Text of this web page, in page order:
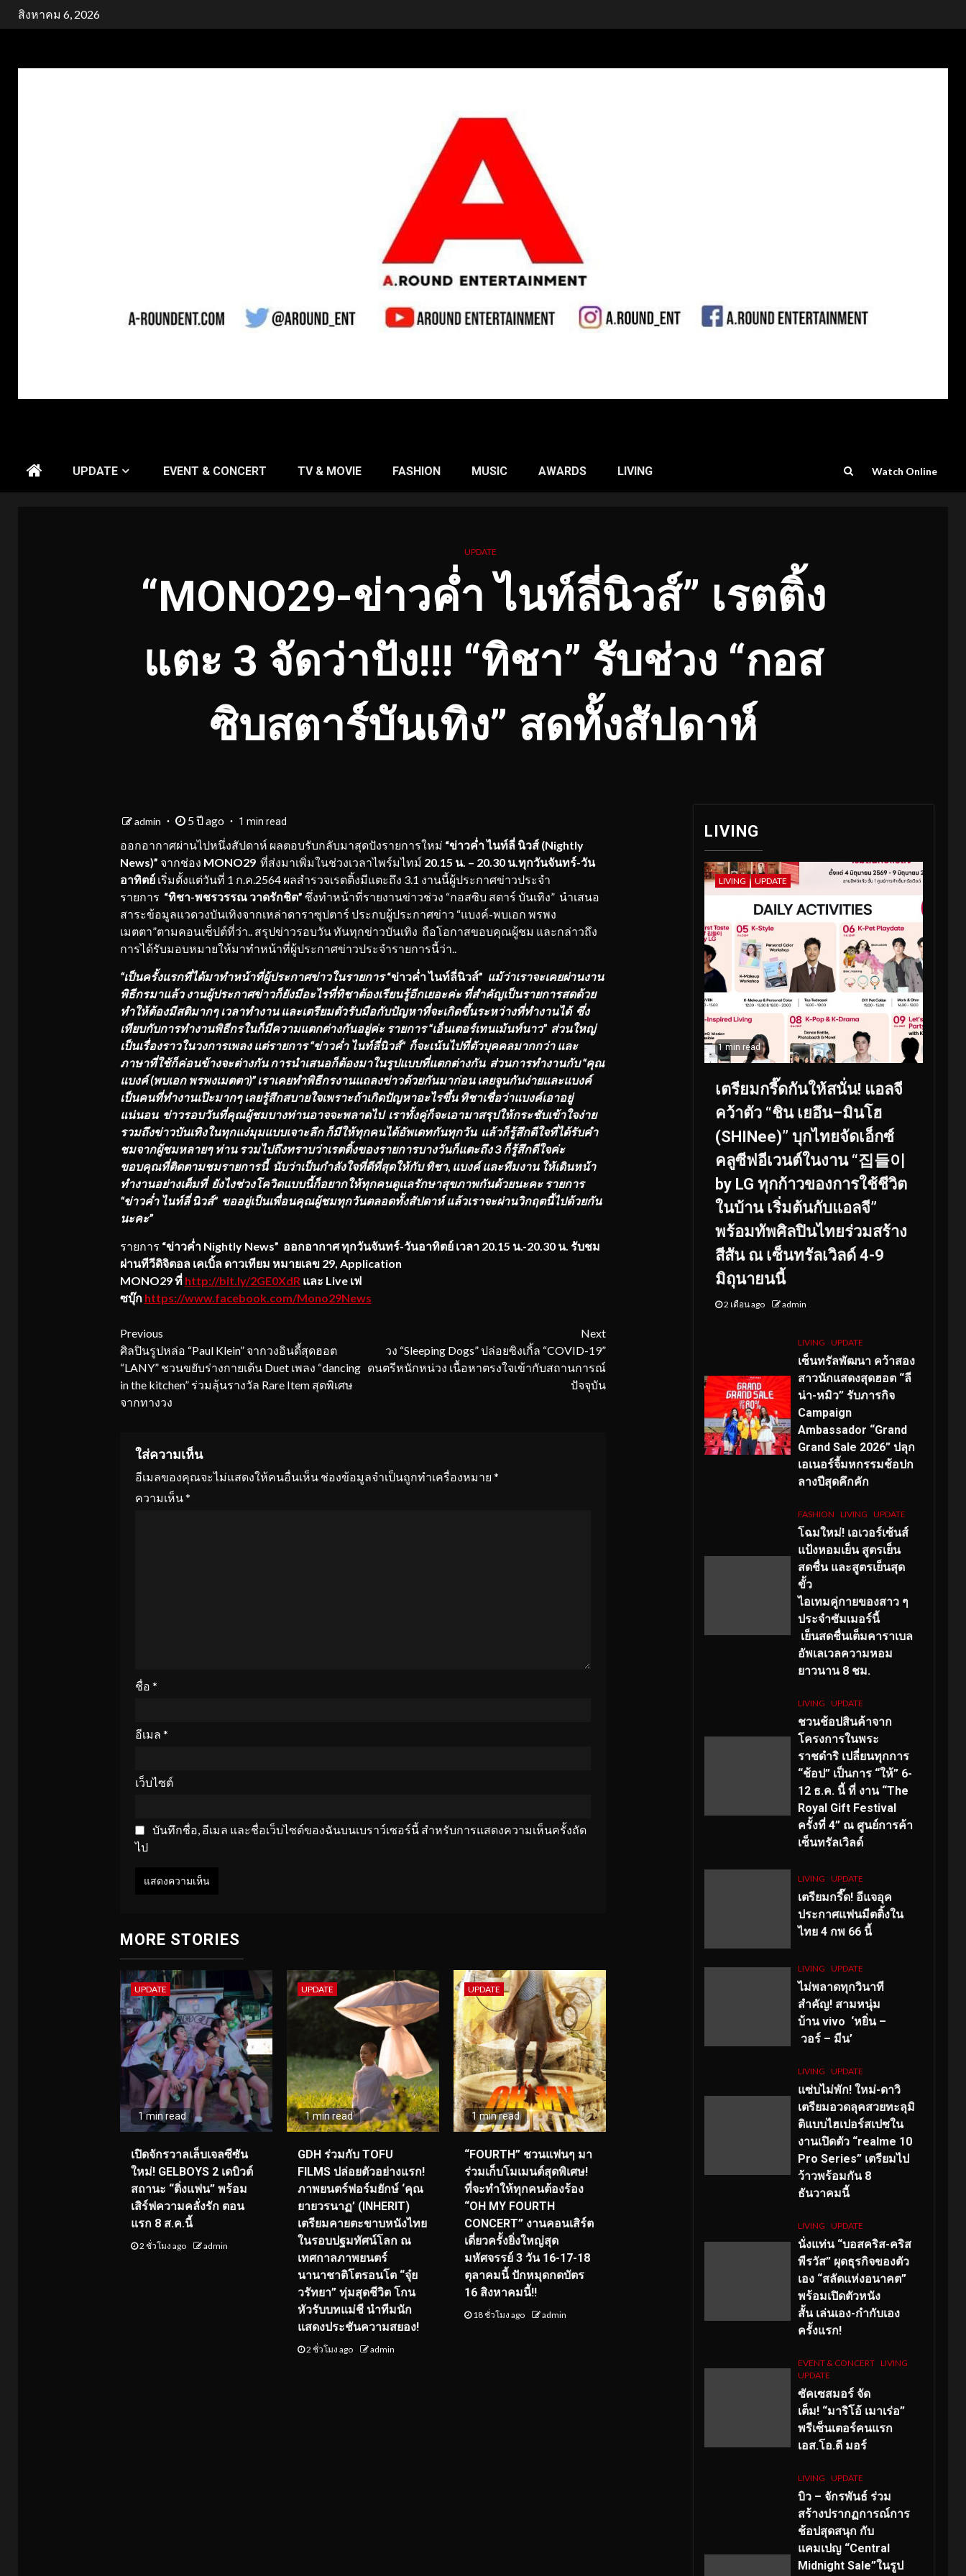
Skipสิงหาคม 6, 2026
UPDATE EVENT & CONCERT TV & MOVIE FASHION MUSIC AWARDS LIVING Watch Online
UPDATE
“MONO29-ข่าวค่ำ ไนท์ลี่นิวส์” เรตติ้ง
แตะ 3 จัดว่าปัง!!! “ทิชา” รับช่วง “กอส
ซิบสตาร์บันเทิง” สดทั้งสัปดาห์
admin 5 ปี ago 1 min read
ออกอากาศผ่านไปหนึ่งสัปดาห์ ผลตอบรับกลับมาสุดปังรายการใหม่ “ข่าวค่ำ ไนท์ลี่ นิวส์ (Nightly
News)” จากช่อง MONO29 ที่ส่งมาเพิ่มในช่วงเวลาไพร์มไทม์ 20.15 น. – 20.30 น.ทุกวันจันทร์-วัน
อาทิตย์ เริ่มตั้งแต่วันที่ 1 ก.ค.2564 ผลสำรวจเรตติ้งมีแตะถึง 3.1 งานนี้ผู้ประกาศข่าวประจำ
รายการ “ทิชา-พชรวรรณ วาดรักชิต” ซึ่งทำหน้าที่รายงานข่าวช่วง “กอสซิบ สตาร์ บันเทิง” นำเสนอ
สาระข้อมูลแวดวงบันเทิงจากเหล่าดาราซุปตาร์ ประกบผู้ประกาศข่าว “แบงค์-พบเอก พรพง
เมตตา”ตามคอนเซ็ปต์ที่ว่า.. สรุปข่าวรอบวัน ทันทุกข่าวบันเทิง ถือโอกาสขอบคุณผู้ชม และกล่าวถึง
การได้รับมอบหมายให้มาทำหน้าที่ผู้ประกาศข่าวประจำรายการนี้ว่า..
“เป็นครั้งแรกที่ได้มาทำหน้าที่ผู้ประกาศข่าวในรายการ“ข่าวค่ำ ไนท์ลี่นิวส์” แม้ว่าเราจะเคยผ่านงาน
พิธีกรมาแล้ว งานผู้ประกาศข่าวก็ยังมีอะไรที่ทิชาต้องเรียนรู้อีกเยอะค่ะ ที่สำคัญเป็นรายการสดด้วย
ทำให้ต้องมีสติมากๆ เวลาทำงาน และเตรียมตัวรับมือกับปัญหาที่จะเกิดขึ้นระหว่างที่ทำงานได้ ซึ่ง
เทียบกับการทำงานพิธีกรในก็มีความแตกต่างกันอยู่ค่ะ รายการ “เอ็นเตอร์เทนเม้นท์นาว” ส่วนใหญ่
เป็นเรื่องราวในวงการเพลง แต่รายการ “ข่าวค่ำ ไนท์ลี่นิวส์” ก็จะเน้นไปที่ตัวบุคคลมากกว่า และ
ภาษาที่ใช้ก็ค่อนข้างจะต่างกัน การนำเสนอก็ต้องมาในรูปแบบที่แตกต่างกัน ส่วนการทำงานกับ “คุณ
แบงค์ (พบเอก พรพงเมตตา)” เราเคยทำพิธีกรงานแถลงข่าวด้วยกันมาก่อน เลยจูนกันง่ายและแบงค์
เป็นคนที่ทำงานเป๊ะมากๆ เลยรู้สึกสบายใจเพราะถ้าเกิดปัญหาอะไรขึ้น ทิชาเชื่อว่าแบงค์เอาอยู่
แน่นอน ข่าวรอบวันที่คุณผู้ชมบางท่านอาจจะพลาดไป เราทั้งคู่ก็จะเอามาสรุปให้กระชับเข้าใจง่าย
รวมถึงข่าวบันเทิงในทุกแง่มุมแบบเจาะลึก ก็มีให้ทุกคนได้อัพเดทกันทุกวัน แล้วก็รู้สึกดีใจที่ได้รับคำ
ชมจากผู้ชมหลายๆ ท่าน รวมไปถึงทราบว่าเรตติ้งของรายการบางวันก็แตะถึง3 ก็รู้สึกดีใจค่ะ
ขอบคุณที่ติดตามชมรายการนี้ นับว่าเป็นกำลังใจที่ดีที่สุดให้กับ ทิชา, แบงค์ และทีมงาน ให้เดินหน้า
ทำงานอย่างเต็มที่ ยังไงช่วงโควิดแบบนี้ก็อยากให้ทุกคนดูแลรักษาสุขภาพกันด้วยนะคะ รายการ
“ข่าวค่ำ ไนท์ลี่ นิวส์” ขออยู่เป็นเพื่อนคุณผู้ชมทุกวันตลอดทั้งสัปดาห์ แล้วเราจะผ่านวิกฤตนี้ไปด้วยกัน
นะคะ”
รายการ “ข่าวค่ำ Nightly News” ออกอากาศ ทุกวันจันทร์-วันอาทิตย์ เวลา 20.15 น.-20.30 น. รับชม
ผ่านทีวีดิจิตอล เคเบิ้ล ดาวเทียม หมายเลข 29, Application
MONO29 ที่ http://bit.ly/2GE0XdR และ Live เฟ
ซบุ๊ก https://www.facebook.com/Mono29News
Continue
Reading
Previous
ศิลปินรูปหล่อ “Paul Klein” จากวงอินดี้สุดฮอต
“LANY” ชวนขยับร่างกายเต้น Duet เพลง “dancing
in the kitchen” ร่วมลุ้นรางวัล Rare Item สุดพิเศษ
จากทางวง
Next
วง “Sleeping Dogs” ปล่อยซิงเกิ้ล “COVID-19”
ดนตรีหนักหน่วง เนื้อหาตรงใจเข้ากับสถานการณ์
ปัจจุบัน
ใส่ความเห็น
อีเมลของคุณจะไม่แสดงให้คนอื่นเห็น ช่องข้อมูลจำเป็นถูกทำเครื่องหมาย *
ความเห็น*
ชื่อ *
อีเมล *
เว็บไซต์
บันทึกชื่อ, อีเมล และชื่อเว็บไซต์ของฉันบนเบราว์เซอร์นี้ สำหรับการแสดงความเห็นครั้งถัด
ไป
MORE STORIES
UPDATE
1 min read
เปิดจักรวาลเล็บเจลซีซัน
ใหม่! GELBOYS 2 เดบิวต์
สถานะ “ติ่งแฟน” พร้อม
เสิร์ฟความคลั่งรัก ตอน
แรก 8 ส.ค.นี้
2 ชั่วโมง ago admin
UPDATE
1 min read
GDH ร่วมกับ TOFU
FILMS ปล่อยตัวอย่างแรก!
ภาพยนตร์ฟอร์มยักษ์ ‘คุณ
ยายวรนาฏ’ (INHERIT)
เตรียมคายตะขาบหนังไทย
ในรอบปฐมทัศน์โลก ณ
เทศกาลภาพยนตร์
นานาชาติโตรอนโต “จุ๋ย
วรัทยา” ทุ่มสุดชีวิต โกน
หัวรับบทแม่ชี นำทีมนัก
แสดงประชันความสยอง!
2 ชั่วโมง ago admin
UPDATE
1 min read
“FOURTH” ชวนแฟนๆ มา
ร่วมเก็บโมเมนต์สุดพิเศษ!
ที่จะทำให้ทุกคนต้องร้อง
“OH MY FOURTH
CONCERT” งานคอนเสิร์ต
เดี่ยวครั้งยิ่งใหญ่สุด
มหัศจรรย์ 3 วัน 16-17-18
ตุลาคมนี้ ปักหมุดกดบัตร
16 สิงหาคมนี้!!
18 ชั่วโมง ago admin
LIVING
LIVING UPDATE
1 min read
เตรียมกรี๊ดกันให้สนั่น! แอลจี
คว้าตัว “ชิน เยอึน–มินโฮ
(SHINee)” บุกไทยจัดเอ็กซ์
คลูซีฟอีเวนต์ในงาน “집들이
by LG ทุกก้าวของการใช้ชีวิต
ในบ้าน เริ่มต้นกับแอลจี”
พร้อมทัพศิลปินไทยร่วมสร้าง
สีสัน ณ เซ็นทรัลเวิลด์ 4-9
มิถุนายนนี้
2 เดือน ago admin
LIVING UPDATE
เซ็นทรัลพัฒนา คว้าสอง
สาวนักแสดงสุดฮอต “ลี
น่า-หมิว” รับภารกิจ
Campaign
Ambassador “Grand
Grand Sale 2026” ปลุก
เอเนอร์จี้มหกรรมช้อปก
ลางปีสุดคึกคัก
FASHION LIVING UPDATE
โฉมใหม่! เอเวอร์เซ้นส์
แป้งหอมเย็น สูตรเย็น
สดชื่น และสูตรเย็นสุด
ขั้ว
ไอเทมคู่กายของสาว ๆ
ประจำซัมเมอร์นี้
เย็นสดชื่นเต็มคาราเบล
อัพเลเวลความหอม
ยาวนาน 8 ชม.
LIVING UPDATE
ชวนช้อปสินค้าจาก
โครงการในพระ
ราชดำริ เปลี่ยนทุกการ
“ช้อป” เป็นการ “ให้” 6-
12 ธ.ค. นี้ ที่ งาน “The
Royal Gift Festival
ครั้งที่ 4” ณ ศูนย์การค้า
เซ็นทรัลเวิลด์
LIVING UPDATE
เตรียมกรี๊ด! อีแจอุค
ประกาศแฟนมีตติ้งใน
ไทย 4 กพ 66 นี้
LIVING UPDATE
ไม่พลาดทุกวินาที
สำคัญ! สามหนุ่ม
บ้าน vivo ‘หยิ่น –
วอร์ – มีน’
LIVING UPDATE
แซ่บไม่พัก! ใหม่-ดาวิ
เตรียมอวดลุคสวยทะลุมิ
ติแบบไฮเปอร์สเปซใน
งานเปิดตัว “realme 10
Pro Series” เตรียมไป
ว้าวพร้อมกัน 8
ธันวาคมนี้
LIVING UPDATE
นั่งแท่น “บอสคริส-คริส
พีรวัส” ผุดธุรกิจของตัว
เอง “สลัดแห่งอนาคต”
พร้อมเปิดตัวหนัง
สั้น เล่นเอง-กำกับเอง
ครั้งแรก!
EVENT & CONCERT LIVING
UPDATE
ซัคเซสมอร์ จัด
เต็ม! “มาริโอ้ เมาเร่อ”
พรีเซ็นเตอร์คนแรก
เอส.โอ.ดี มอร์
LIVING UPDATE
บิว – จักรพันธ์ ร่วม
สร้างปรากฏการณ์การ
ช้อปสุดสนุก กับ
แคมเปญ “Central
Midnight Sale”ในรูป